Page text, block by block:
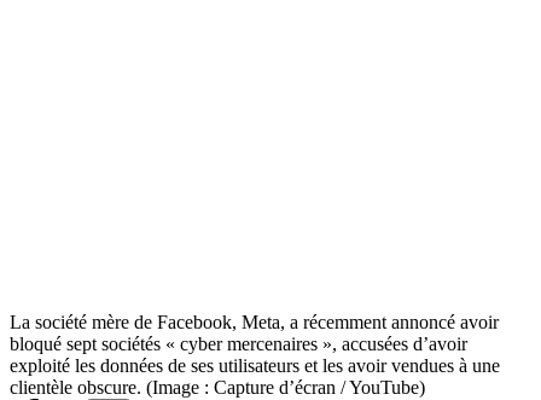
La société mère de Facebook, Meta, a récemment annoncé avoir
bloqué sept sociétés « cyber mercenaires », accusées d’avoir
exploité les données de ses utilisateurs et les avoir vendues à une
clientèle obscure. (Image : Capture d’écran / YouTube)